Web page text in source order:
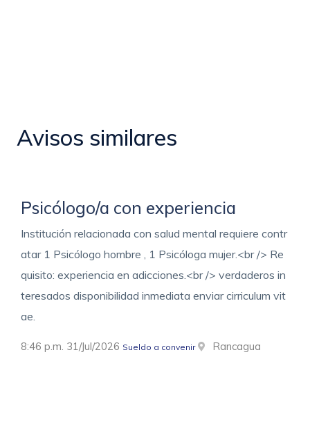
Avisos similares
Psicólogo/a con experiencia
Institución relacionada con salud mental requiere contr
atar 1 Psicólogo hombre , 1 Psicóloga mujer.<br /> Re
quisito: experiencia en adicciones.<br /> verdaderos in
teresados disponibilidad inmediata enviar cirriculum vit
ae.
8:46 p.m. 31/Jul/2026 Sueldo a convenir Rancagua